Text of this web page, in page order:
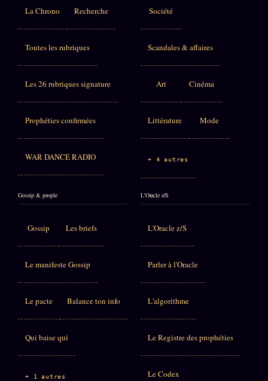
La Chrono Recherche
Toutes les rubriques
Les 26 rubriques signature
Prophéties confirmées
WAR DANCE RADIO
Société
Scandales & affaires
Art Cinéma
Littérature Mode
+ 4 autres
Gossip & people
Gossip Les briefs
Le manifeste Gossip
Le pacte Balance ton info
Qui baise qui
+ 1 autres
L'Oracle z/S
L'Oracle z/S
Parler à l'Oracle
L'algorithme
Le Registre des prophéties
Le Codex